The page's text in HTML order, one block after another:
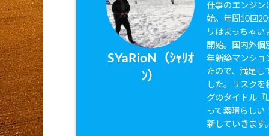
SYaRioN（ｼｬﾘｵ
ﾝ）
仕事のエンジン
始。年間10回
リはまっちゃ
開始。国内外
年新築マンショ
たので、満足し
した。リスク
グのタイトル『
って素晴らしい
新していきます